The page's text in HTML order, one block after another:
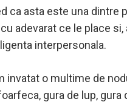
ca asta este una
adevarat ce le place
interpersonala.
invatat o multime de
gura de lup,